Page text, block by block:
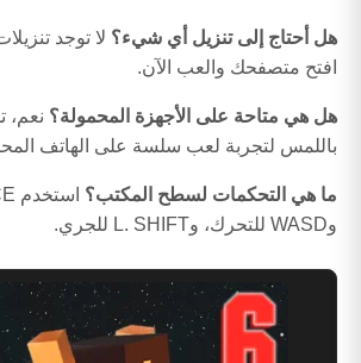
هل أحتاج إلى تنزيل أي شيء؟ لا توجد
افتح متصفحك والعب الآن.
هل هي متاحة على الأجهزة المحمولة؟ نعم،
باللمس لتجربة لعب سلسة على الهاتف
ما هي التحكمات لسطح المكتب؟
وWASD للتحرك، وL. SHIFT للجري.